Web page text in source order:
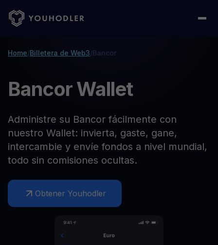
Home/Billetera de Web3/Bancor
Bancor Wallet
Administre su Bancor fácilmente con
nuestro Wallet: invierta, gaste, gane,
intercambie y envíe fondos a nivel mundial,
todo sin comisiones ocultas.
Obtener Youhodler